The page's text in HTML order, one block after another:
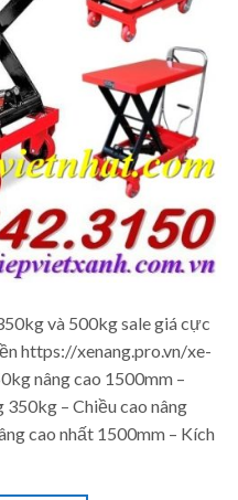
và 500kg sale giá cực
https://xenang.pro.vn/xe-
nâng cao 1500mm –
– Chiều cao nâng
cao nhất 1500mm – Kích